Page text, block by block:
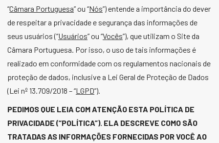
“Câmara Portuguesa” ou “Nós”) entende a importância do dever
de respeitar a privacidade e segurança das informações de
seus usuários (“Usuários” ou “Vocês”), que utilizam o Site da
Câmara Portuguesa. Por isso, o uso de tais informações é
realizado em conformidade com os regulamentos nacionais de
proteção de dados, inclusive a Lei Geral de Proteção de Dados
(Lei nº 13.709/2018 – “LGPD”).
PEDIMOS QUE LEIA COM ATENÇÃO ESTA POLÍTICA DE
PRIVACIDADE (“POLÍTICA”). ELA DESCREVE COMO SÃO
TRATADAS AS INFORMAÇÕES FORNECIDAS POR VOCÊ AO